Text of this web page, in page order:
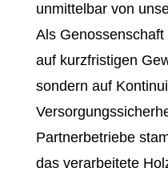
unmittelbar von
Als
auf kurzfristigen
sondern auf
Partnerbetriebe
das verarbeitete